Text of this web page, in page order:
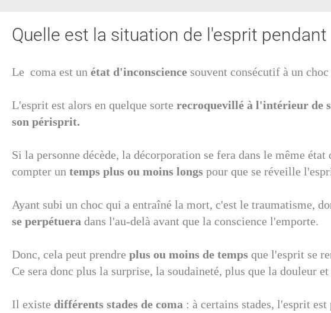
Quelle est la situation de l'esprit pendant
Le coma est un état d'inconscience souvent consécutif à un
L'esprit est alors en quelque sorte recroquevillé à l'intérieur de
son périsprit.
Si la personne décède, la décorporation se fera dans le même
compter un temps plus ou moins longs pour que se réveille
Ayant subi un choc qui a entraîné la mort, c'est le traumatisme,
se perpétuera dans l'au-delà avant que la conscience l'emporte.
Donc, cela peut prendre plus ou moins de temps que l'esprit se
Ce sera donc plus la surprise, la soudaineté, plus que la douleur
Il existe différents stades de coma : à certains stades, l'esprit